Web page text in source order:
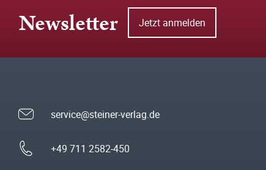
Newsletter Jetzt anmelden
service@steiner-verlag.de
+49 711 2582-450